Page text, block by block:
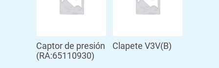
Captor de presión
(RA:65110930)
Clapete V3V(B)